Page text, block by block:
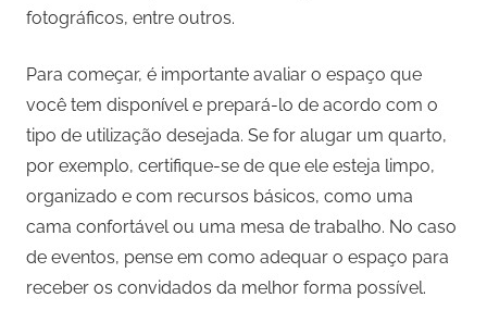
fotográficos, entre outros.
Para começar, é importante avaliar o espaço que
você tem disponível e prepará-lo de acordo com o
tipo de utilização desejada. Se for alugar um quarto,
por exemplo, certifique-se de que ele esteja limpo,
organizado e com recursos básicos, como uma
cama confortável ou uma mesa de trabalho. No caso
de eventos, pense em como adequar o espaço para
receber os convidados da melhor forma possível.